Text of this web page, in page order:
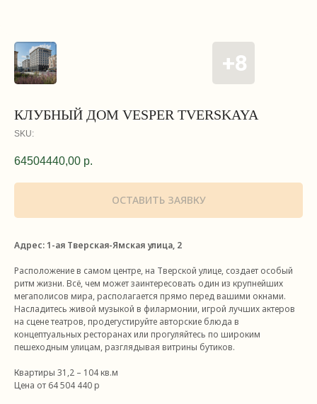
КЛУБНЫЙ ДОМ VESPER TVERSKAYA
SKU:
64504440,00 р.
ОСТАВИТЬ ЗАЯВКУ
Адрес: 1-ая Тверская-Ямская улица, 2
Расположение в самом центре, на Тверской улице, создает особый
ритм жизни. Всё, чем может заинтересовать один из крупнейших
мегаполисов мира, располагается прямо перед вашими окнами.
Насладитесь живой музыкой в филармонии, игрой лучших актеров
на сцене театров, продегустируйте авторские блюда в
концептуальных ресторанах или прогуляйтесь по широким
пешеходным улицам, разглядывая витрины бутиков.
Квартиры 31,2 – 104 кв.м
Цена от 64 504 440 р